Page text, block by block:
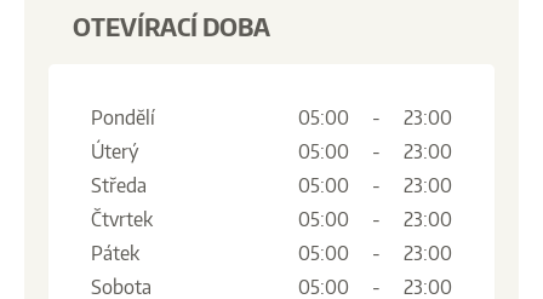
OTEVÍRACÍ DOBA
Pondělí 05:00 -
23:00
Úterý
05:00 -
23:00
Středa
05:00 -
23:00
Čtvrtek
05:00 -
23:00
Pátek
05:00 -
23:00
Sobota
05:00 -
23:00